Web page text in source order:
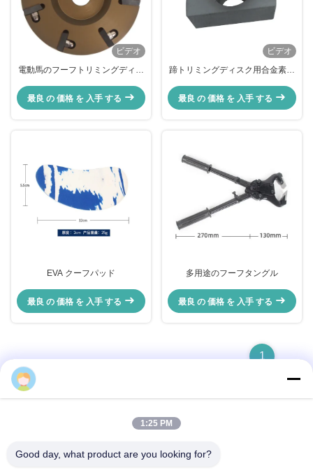
ビデオ
電動馬のフーフトリミングディス
スクの修理
最良 の 価格 を 入手 する
ビデオ
蹄トリミングディスク用合金素材
グ対応
最良 の 価格 を 入手 する
EVA クーフパッド
最良 の 価格 を 入手 する
多用途のフーフタングル
最良 の 価格 を 入手 する
1
1:25 PM
Good day, what product are you looking for?